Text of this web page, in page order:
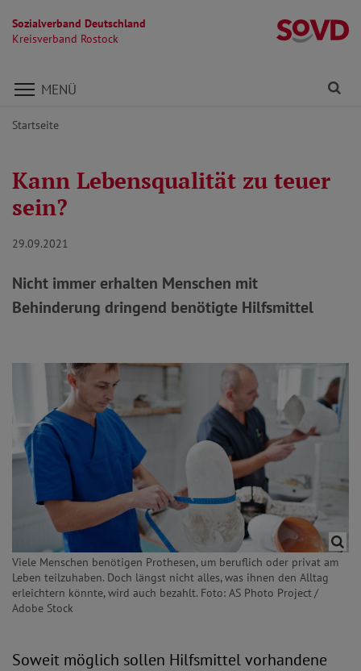
Sozialverband Deutschland
Kreisverband Rostock
Direkt zu den Inhalten springen
MENÜ
Startseite
Kann Lebensqualität zu teuer
sein?
29.09.2021
Nicht immer erhalten Menschen mit
Behinderung dringend benötigte Hilfsmittel
Viele Menschen benötigen Prothesen, um beruflich oder privat am
Leben teilzuhaben. Doch längst nicht alles, was ihnen den Alltag
erleichtern könnte, wird auch bezahlt. Foto: AS Photo Project /
Adobe Stock
Soweit möglich sollen Hilfsmittel vorhandene